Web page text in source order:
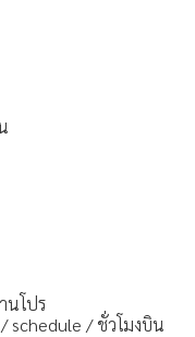
นโปร
schedule / ชั่วโมงบิน